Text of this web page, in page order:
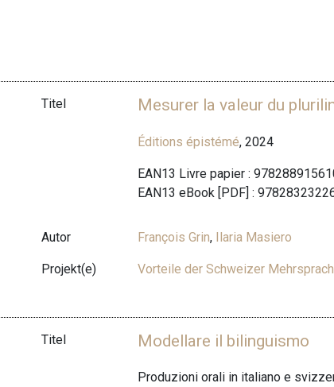
Titel Mesurer la valeur du
Éditions épistémé, 2024
EAN13 Livre papier :
EAN13 eBook [PDF] :
Autor François Grin, Ilaria Masiero
Projekt(e) Vorteile der Schweizer
Titel Modellare il bilinguismo
Produzioni orali in italiano e